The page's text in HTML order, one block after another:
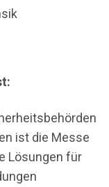
ist die Messe
Lösungen für